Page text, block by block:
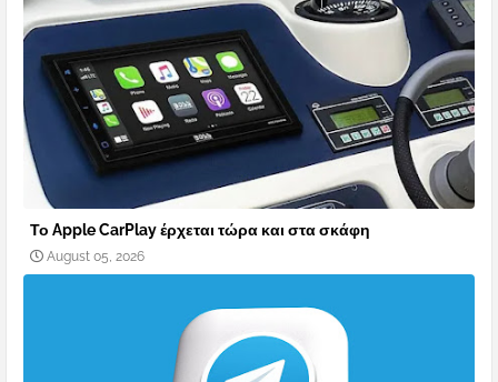
Το Apple CarPlay έρχεται τώρα και στα σκάφη
August 05, 2026